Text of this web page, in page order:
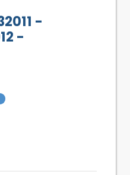
-
-